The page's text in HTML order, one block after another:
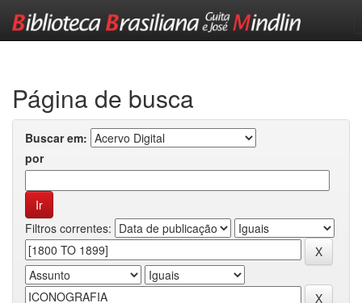
Página de busca
Buscar em:
por
Filtros correntes: